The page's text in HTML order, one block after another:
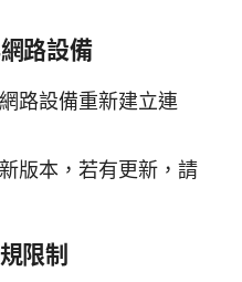
路設備
路設備重新建立連
版本，若有更新，請
限制